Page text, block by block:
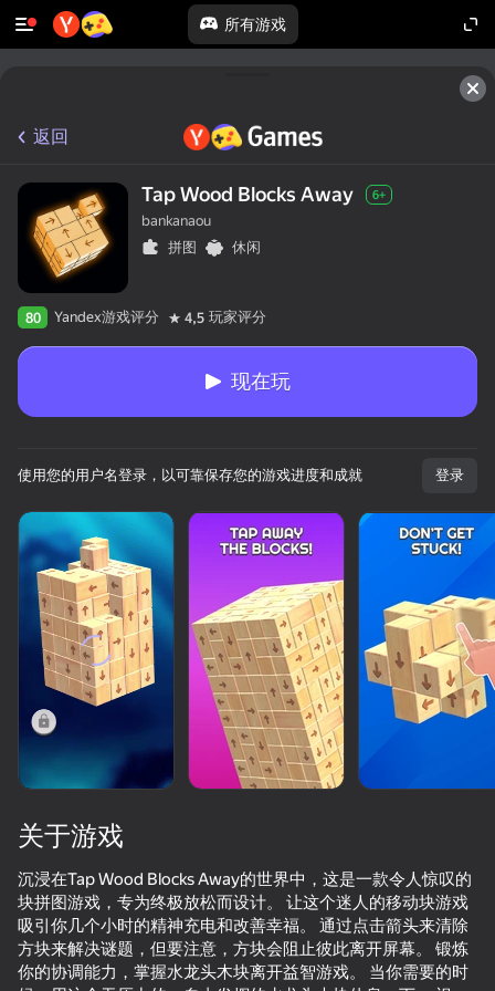
所有游戏
50+款顶级游戏。深受大家喜爱，甚至是“非游戏玩
家”
ONEPUNCH battleground
74
Block Blast Master
74
Mine - Online
82
返回
Tap Wood Blocks Away 6+
bankanaou
拼图
休闲
80 Yandex游戏评分 4,5 玩家评分
现在玩
使用您的用户名登录，以可靠保存您的游戏进度和成就 登录
关于游戏
沉浸在Tap Wood Blocks Away的世界中，这是一款令人惊叹的
块拼图游戏，专为终极放松而设计。 让这个迷人的移动块游戏
吸引你几个小时的精神充电和改善幸福。 通过点击箭头来清除
方块来解决谜题，但要注意，方块会阻止彼此离开屏幕。 锻炼
你的协调能力，掌握水龙头木块离开益智游戏。 当你需要的时